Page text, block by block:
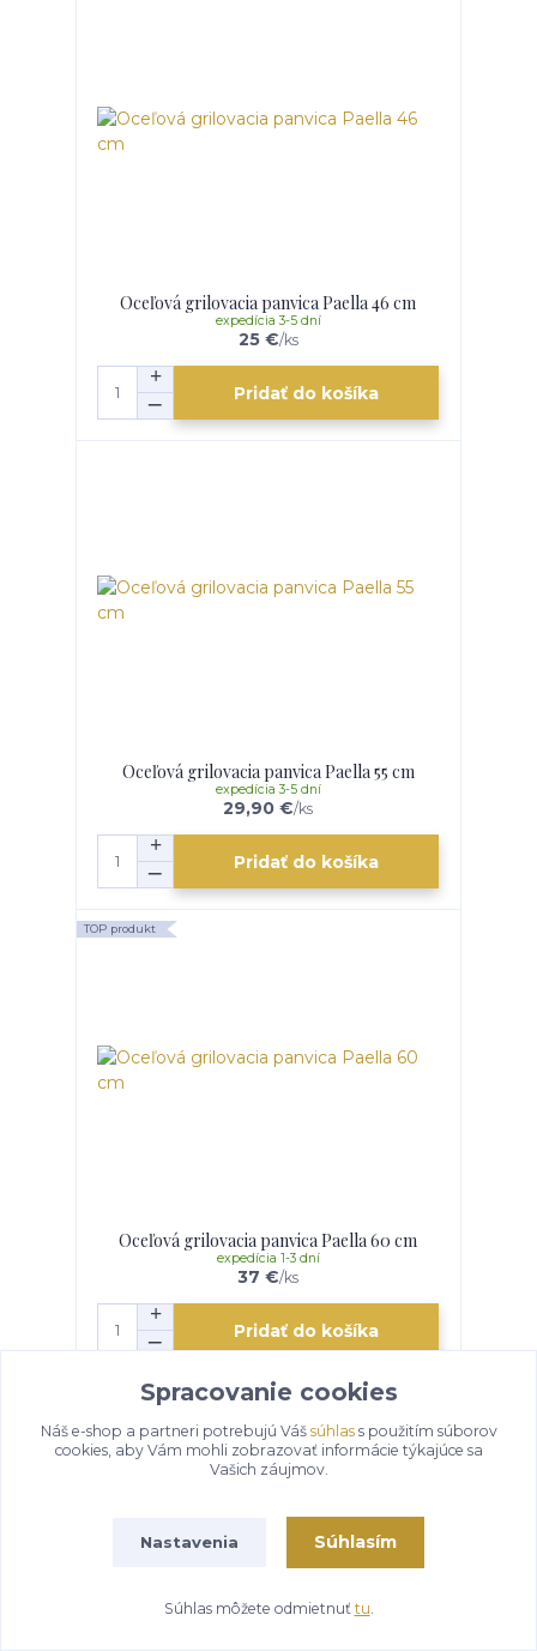
Oceľová grilovacia panvica Paella 46 cm
25 €/ks
expedícia 3-5 dní
Pridať do košíka
Oceľová grilovacia panvica Paella 55 cm
29,90 €/ks
expedícia 3-5 dní
Pridať do košíka
TOP produkt
Oceľová grilovacia panvica Paella 60 cm
37 €/ks
expedícia 1-3 dní
Pridať do košíka
Spracovanie cookies
Náš e-shop a partneri potrebujú Váš súhlass použitím súborov
cookies, aby Vám mohli zobrazovať informácie týkajúce sa
Vašich záujmov.
Nastavenia Súhlasím
Súhlas môžete odmietnuť tu